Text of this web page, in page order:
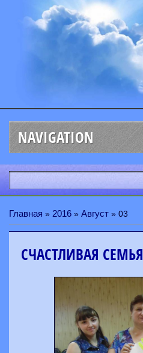
NAVIGATION
Главная » 2016 » Август » 03
СЧАСТЛИВАЯ СЕМЬЯ